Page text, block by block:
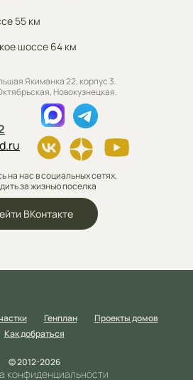
Якиманка 22, корпус 3.
Новокузнецкая.
55 км
шоссе 64 км
на нас в социальных сетях,
за жизнью поселка
ВКонтакте
Генплан
Проекты домов
Как добраться
© 2012-2026
конфиденциальности